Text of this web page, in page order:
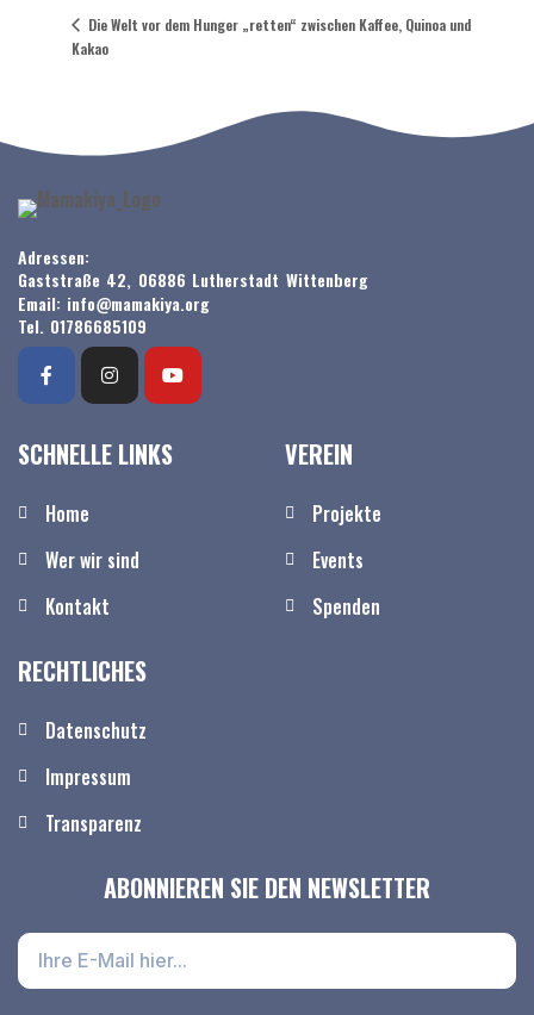
Die Welt vor dem Hunger „retten“ zwischen Kaffee, Quinoa und
Kakao
Adressen:
Gaststraße 42, 06886 Lutherstadt Wittenberg
Email: info@mamakiya.org
Tel. 01786685109
SCHNELLE LINKS
Home
Wer wir sind
Kontakt
VEREIN
Projekte
Events
Spenden
RECHTLICHES
Datenschutz
Impressum
Transparenz
ABONNIEREN SIE DEN NEWSLETTER